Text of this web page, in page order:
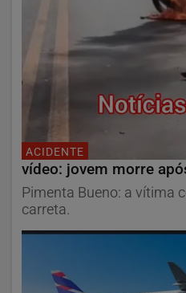
ACIDENTE
vídeo: jovem morre
Pimenta Bueno: a vítima
carreta.